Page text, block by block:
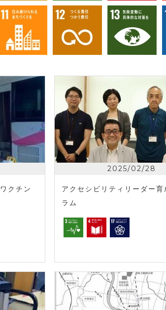
クチン
2025/02/28
アクセシビリティリーダー育
ラム